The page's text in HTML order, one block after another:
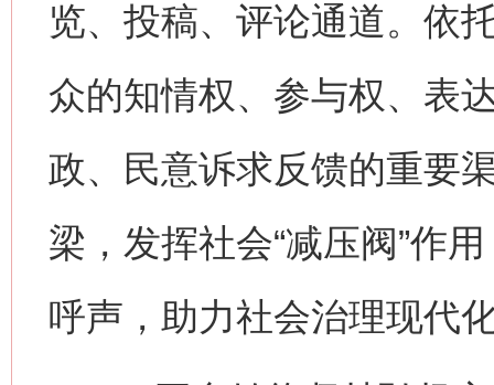
览、投稿、评论通道。依
众的知情权、参与权、表
政、民意诉求反馈的重要
梁，发挥社会“减压阀”作
呼声，助力社会治理现代